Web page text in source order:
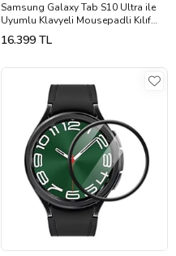
Samsung Galaxy Tab S10 Ultra ile
Uyumlu Klavyeli Mousepadli Kılıf
Beyaz Samsung Türkiye Garantili
16.399 TL